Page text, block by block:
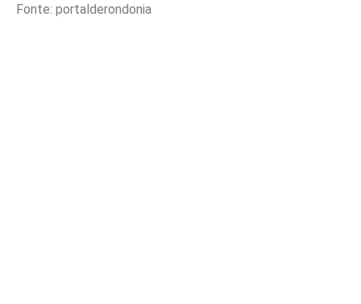
Fonte: portalderondonia